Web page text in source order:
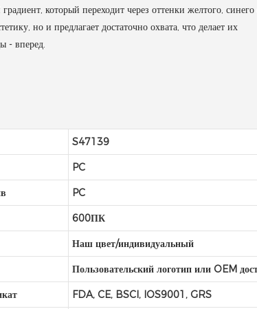
который переходит через оттенки желтого, синего
но и предлагает достаточно охвата, что делает их
- вперед.
S47139
PC
PC
600ПК
Наш цвет/индивидуальный
Пользовательский логотип или OEM
FDA, CE, BSCI, IOS9001, GRS